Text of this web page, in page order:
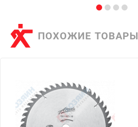
ПОХОЖИЕ ТОВАРЫ